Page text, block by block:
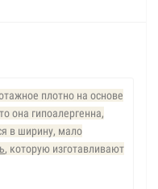
плотно на основе
она гипоалергенна,
в ширину, мало
, которую изготавливают